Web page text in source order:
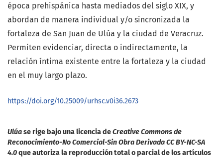
época prehispánica hasta mediados del siglo XIX, y
abordan de manera individual y/o sincronizada la
fortaleza de San Juan de Ulúa y la ciudad de Veracruz.
Permiten evidenciar, directa o indirectamente, la
relación íntima existente entre la fortaleza y la ciudad
en el muy largo plazo.
https://doi.org/10.25009/urhsc.v0i36.2673
Ulúase rige bajo una licencia deCreative Commons de
Reconocimiento-No Comercial-Sin Obra Derivada CC BY-NC-SA
4.0que autoriza la reproducción total o parcial de los artículos